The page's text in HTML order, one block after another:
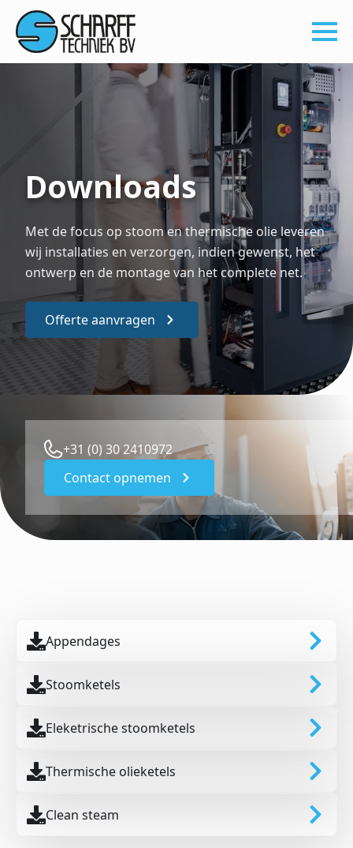
Downloads
Met de focus op stoom en thermische olie leveren
wij installaties en verzorgen, indien gewenst, het
ontwerp en de montage van het complete net.
Offerte aanvragen
+31 (0) 30 2410972
Contact opnemen
Appendages
Stoomketels
Eleketrische stoomketels
Thermische olieketels
Clean steam